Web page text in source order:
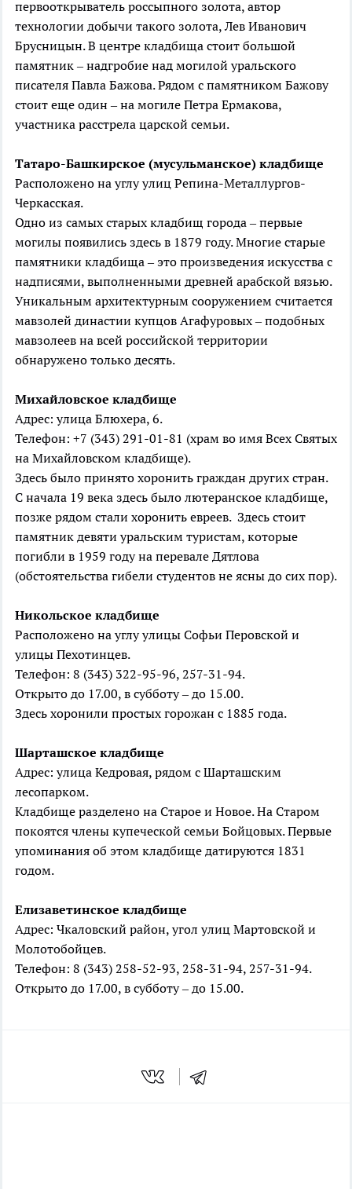
первооткрыватель россыпного золота, автор
технологии добычи такого золота, Лев Иванович
Брусницын. В центре кладбища стоит большой
памятник – надгробие над могилой уральского
писателя Павла Бажова. Рядом с памятником Бажову
стоит еще один – на могиле Петра Ермакова,
участника расстрела царской семьи.
Татаро-Башкирское (мусульманское) кладбище
Расположено на углу улиц Репина-Металлургов-
Черкасская.
Одно из самых старых кладбищ города – первые
могилы появились здесь в 1879 году. Многие старые
памятники кладбища – это произведения искусства с
надписями, выполненными древней арабской вязью.
Уникальным архитектурным сооружением считается
мавзолей династии купцов Агафуровых – подобных
мавзолеев на всей российской территории
обнаружено только десять.
Михайловское кладбище
Адрес: улица Блюхера, 6.
Телефон: +7 (343) 291-01-81 (храм во имя Всех Святых
на Михайловском кладбище).
Здесь было принято хоронить граждан других стран.
С начала 19 века здесь было лютеранское кладбище,
позже рядом стали хоронить евреев. Здесь стоит
памятник девяти уральским туристам, которые
погибли в 1959 году на перевале Дятлова
(обстоятельства гибели студентов не ясны до сих пор).
Никольское кладбище
Расположено на углу улицы Софьи Перовской и
улицы Пехотинцев.
Телефон: 8 (343) 322-95-96, 257-31-94.
Открыто до 17.00, в субботу – до 15.00.
Здесь хоронили простых горожан с 1885 года.
Шарташское кладбище
Адрес: улица Кедровая, рядом с Шарташским
лесопарком.
Кладбище разделено на Старое и Новое. На Старом
покоятся члены купеческой семьи Бойцовых. Первые
упоминания об этом кладбище датируются 1831
годом.
Елизаветинское кладбище
Адрес: Чкаловский район, угол улиц Мартовской и
Молотобойцев.
Телефон: 8 (343) 258-52-93, 258-31-94, 257-31-94.
Открыто до 17.00, в субботу – до 15.00.